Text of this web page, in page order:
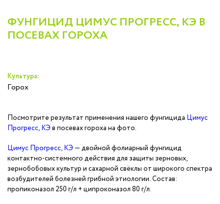
ФУНГИЦИД ЦИМУС ПРОГРЕСС, КЭ В
ПОСЕВАХ ГОРОХА
Посмотрите результат применения нашего фунгицида Цимус
Прогресс, КЭ в посевах гороха на фото.
Цимус Прогресс, КЭ — двойной фолиарный фунгицид
контактно-системного действия для защиты зерновых,
зернобобовых культур и сахарной свёклы от широкого спектра
возбудителей болезней грибной этиологии. Состав:
пропиконазол 250 г/л + ципроконазол 80 г/л.
Культура:
Горох